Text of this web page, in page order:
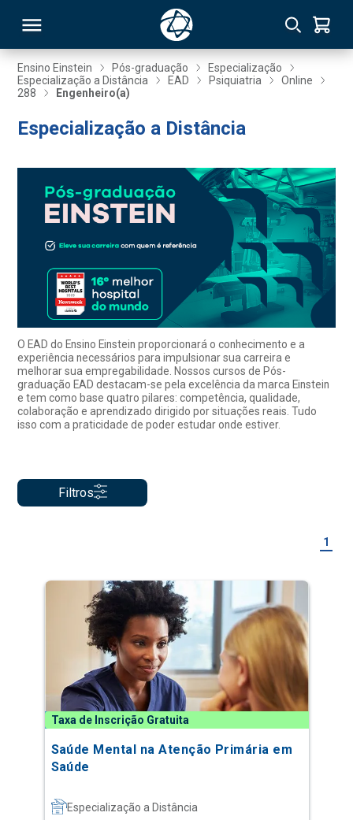
Ensino Einstein Pós-graduação
Especialização
Especialização a Distância
EAD Psiquiatria
Online
288
Engenheiro(a)
Especialização a Distância
O EAD do Ensino Einstein proporcionará o conhecimento e a
experiência necessários para impulsionar sua carreira e
melhorar sua empregabilidade. Nossos cursos de Pós-
graduação EAD destacam-se pela excelência da marca Einstein
e tem como base quatro pilares: competência, qualidade,
colaboração e aprendizado dirigido por situações reais. Tudo
isso com a praticidade de poder estudar onde estiver.
Filtros
1
Taxa de Inscrição Gratuita
Saúde Mental na Atenção Primária em
Saúde
Especialização a Distância